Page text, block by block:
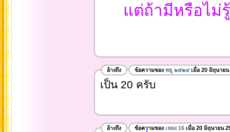
แต่ถ้ามีหรือไม่รู้
อ้างถึง ข้อความของ พธู ๒๕๒๔เมื่อ 20 มิถุนายน
เป็น 20 ครับ
อ้างถึง ข้อความของ เหยง 16เมื่อ 20 มิถุนายน